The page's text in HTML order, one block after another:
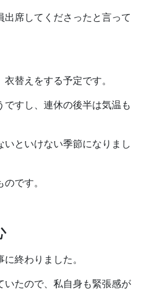
席してくださったと言って
替えをする予定です。
すし、連休の後半は気温も
といけない季節になりまし
です。
終わりました。
いたので、私自身も緊張感が